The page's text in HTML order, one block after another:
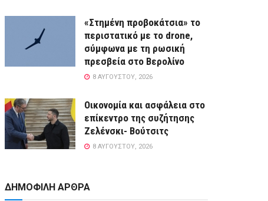
«Στημένη προβοκάτσια» το
περιστατικό με το drone,
σύμφωνα με τη ρωσική
πρεσβεία στο Βερολίνο
8 ΑΥΓΟΎΣΤΟΥ, 2026
Οικονομία και ασφάλεια στο
επίκεντρο της συζήτησης
Ζελένσκι- Βούτσιτς
8 ΑΥΓΟΎΣΤΟΥ, 2026
ΔΗΜΟΦΙΛΗ ΑΡΘΡΑ